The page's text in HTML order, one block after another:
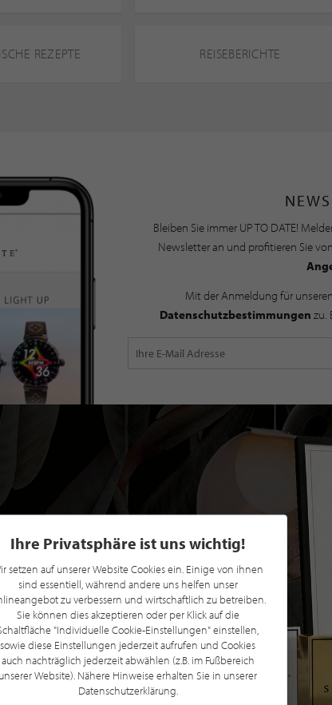
REZEPTE REISEBERICHTE
Bleiben Sie immer UP TO DATE!
Newsletter an und profitieren Sie
Mit der Anmeldung für
Datenschutzbestimmungen zu.
GRATIS
Ihre Privatsphäre ist uns wichtig!
setzen auf unserer Website Cookies ein. Einige von ihnen
sind essentiell, während andere uns helfen unser
zu verbessern und wirtschaftlich zu betreiben.
Sie können dies akzeptieren oder per Klick auf die
"Individuelle Cookie-Einstellungen" einstellen,
sowie diese Einstellungen jederzeit aufrufen und Cookies
auch nachträglich jederzeit abwählen (z.B. im Fußbereich
unserer Website). Nähere Hinweise erhalten Sie in unserer
Datenschutzerklärung.